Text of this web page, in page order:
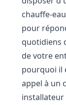
chauffe-
pour
quotidiens
de votre
pourquoi il
appel à un
installateur